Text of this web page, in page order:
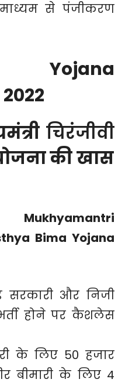
से पंजीकरण
Yojana
चिरंजीवी
की खास
Bima Yojana
और निजी
होने पर कैशलेस
के लिए 50 हजार
बीमारी के लिए 4